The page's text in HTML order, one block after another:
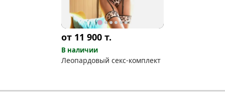
от 11 900 т.
В наличии
Леопардовый секс-комплект